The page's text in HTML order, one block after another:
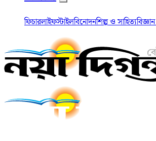
ফিচারলাইফস্টাইলবিনোদনশিল্প ও সাহিত্য